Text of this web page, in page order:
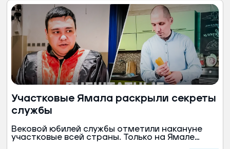
«прелести» Крайнего Севера.
Участковые Ямала раскрыли секреты
службы
Вековой юбилей службы отметили накануне
участковые всей страны. Только на Ямале